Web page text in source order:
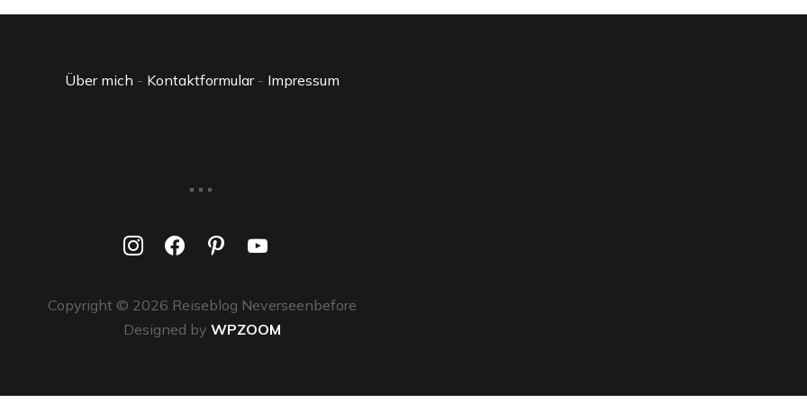
Über mich - Kontaktformular- Impressum
...
instagramfacebookpinterestyoutube
Copyright © 2026 Reiseblog Neverseenbefore
Designed by WPZOOM